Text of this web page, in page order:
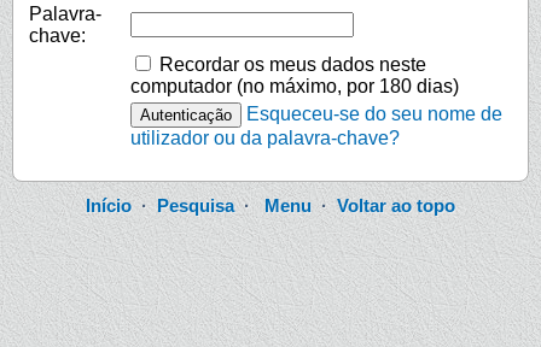
Palavra-
chave:
Recordar os meus dados neste
computador (no máximo, por 180 dias)
Esqueceu-se do seu nome de
utilizador ou da palavra-chave?
Início· Pesquisa·Menu ·Voltar ao topo